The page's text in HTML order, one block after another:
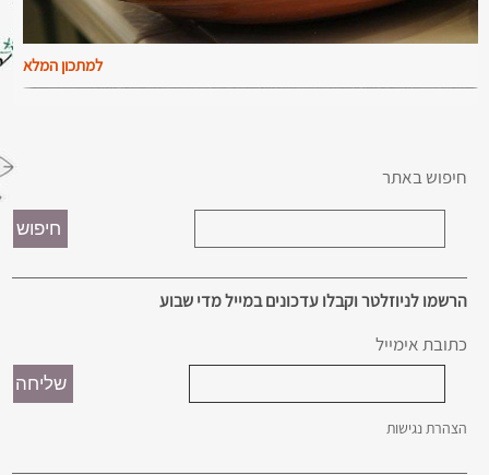
למתכון המלא
חיפוש באתר
הרשמו לניוזלטר וקבלו עדכונים במייל מדי שבוע
כתובת אימייל
הצהרת נגישות